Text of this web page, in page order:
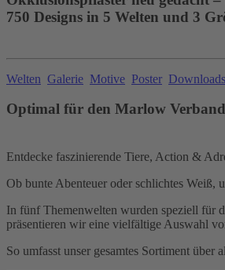
750 Designs in 5 Welten und 3
Welten Galerie Motive Poster Downloads
Optimal für den Marlow
Entdecke faszinierende Tiere, Action &
Ob bunte Abenteuer oder schlichtes Weiß,
In fünf Themenwelten wurden speziell für
präsentieren wir eine vielfältige Auswahl
So umfasst unser gesamtes Sortiment